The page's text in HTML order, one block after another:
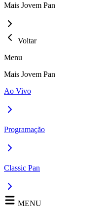
Mais Jovem Pan
Voltar
Menu
Mais Jovem Pan
Ao Vivo
Programação
Classic Pan
MENU